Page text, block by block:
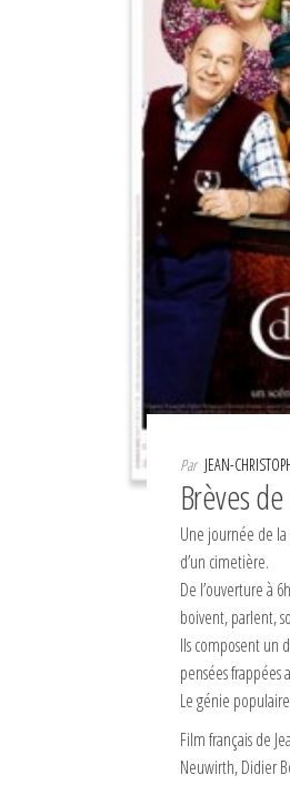
Par JEAN-
Brèves
Une journée de
d’un cimetière.
De l’ouverture à
boivent, parlent,
Ils composent un
pensées frappées
Le génie
Film français de
Neuwirth, Didier